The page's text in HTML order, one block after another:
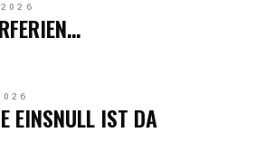
EINSNULL IST DA